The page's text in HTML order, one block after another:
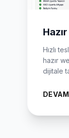
Hızlı
hazır
dijitale